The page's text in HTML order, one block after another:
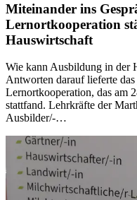
Miteinander ins
Lernortkooperation
Hauswirtschaft
Wie kann Ausbildung in der
Antworten darauf lieferte
Lernortkooperation, das am
stattfand. Lehrkräfte der
Ausbilder/-…